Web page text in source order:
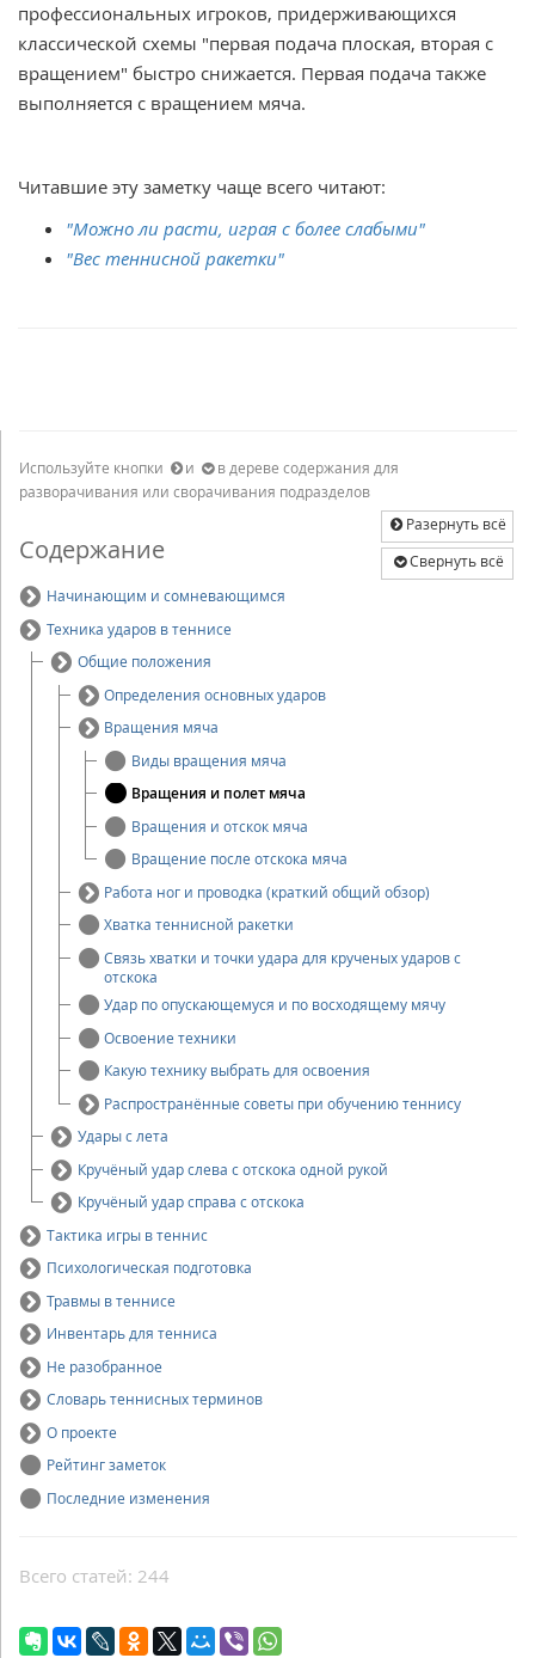
профессиональных игроков, придерживающихся
классической схемы "первая подача плоская, вторая с
вращением" быстро снижается. Первая подача также
выполняется с вращением мяча.
Читавшие эту заметку чаще всего читают:
"Можно ли расти, играя с более слабыми"
"Вес теннисной ракетки"
Используйте кнопки и
в дереве содержания для
разворачивания или сворачивания подразделов
Разернуть всё
Свернуть всё
Содержание
Начинающим и сомневающимся
Техника ударов в теннисе
Общие положения
Определения основных ударов
Вращения мяча
Виды вращения мяча
Вращения и полет мяча
Вращения и отскок мяча
Вращение после отскока мяча
Работа ног и проводка (краткий общий обзор)
Хватка теннисной ракетки
Связь хватки и точки удара для крученых ударов с
отскока
Удар по опускающемуся и по восходящему мячу
Освоение техники
Какую технику выбрать для освоения
Распространённые советы при обучению теннису
Удары с лета
Кручёный удар слева с отскока одной рукой
Кручёный удар справа с отскока
Тактика игры в теннис
Психологическая подготовка
Травмы в теннисе
Инвентарь для тенниса
Не разобранное
Словарь теннисных терминов
О проекте
Рейтинг заметок
Последние изменения
Всего статей: 244